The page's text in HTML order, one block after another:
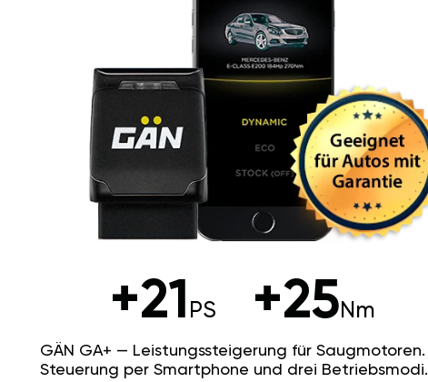
+21 PS +25Nm
GÄN GA+ — Leistungssteigerung für Saugmotoren.
Steuerung per Smartphone und drei Betriebsmodi.